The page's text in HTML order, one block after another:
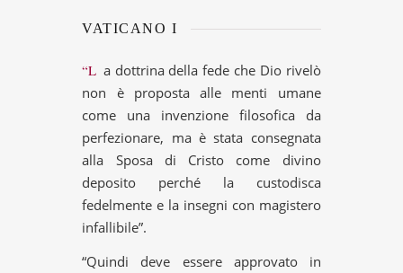
VATICANO I
“La dottrina della fede che Dio rivelò
non è proposta alle menti umane
come una invenzione filosofica da
perfezionare, ma è stata consegnata
alla Sposa di Cristo come divino
deposito perché la custodisca
fedelmente e la insegni con magistero
infallibile”.
“Quindi deve essere approvato in